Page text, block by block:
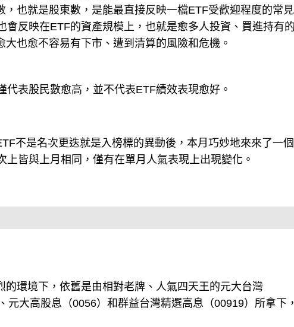
，也就是股東數，是能最直接反映一檔ETF受歡迎程度的常
會反映在ETF的資產規模上，也就是愈多人投資、買進持有
也愈不容易有下市、遭到清算的風險和危機。
表股民數愈高，並不代表ETF績效表現愈好。
不是名次更迭就是入榜標的異動後，本月巧妙地來來了一
皆與上月相同，僅有在單月人氣表現上出現變化。
環境下，依舊是由相對老牌、人氣四天王的元大台灣
元大高股息（0056）和群益台灣精選高息（00919）所拿下